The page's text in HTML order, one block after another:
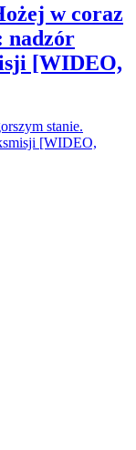
w coraz
nadzór
[WIDEO,